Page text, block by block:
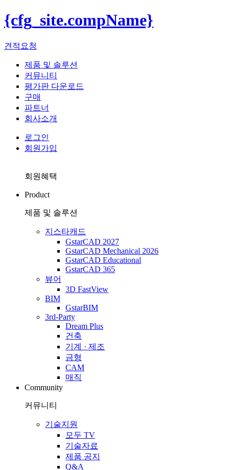
{cfg_site.compName}
견적요청
제품 및 솔루션
커뮤니티
평가판 다운로드
구매
파트너
회사소개
로그인
회원가입
회원혜택
Product
제품 및 솔루션
지스타캐드
GstarCAD 2027
GstarCAD Mechanical 2026
GstarCAD Educational
GstarCAD 365
뷰어
3D FastView
BIM
GstarBIM
3rd-Party
Dream Plus
건축
기계 · 제조
금형
CAM
매직
Community
커뮤니티
기술지원
모두 TV
기술자료
제품 공지
Q&A